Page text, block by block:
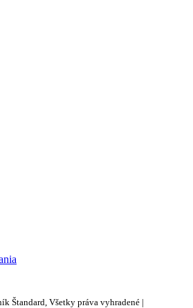
Štandard, Všetky práva vyhradené |